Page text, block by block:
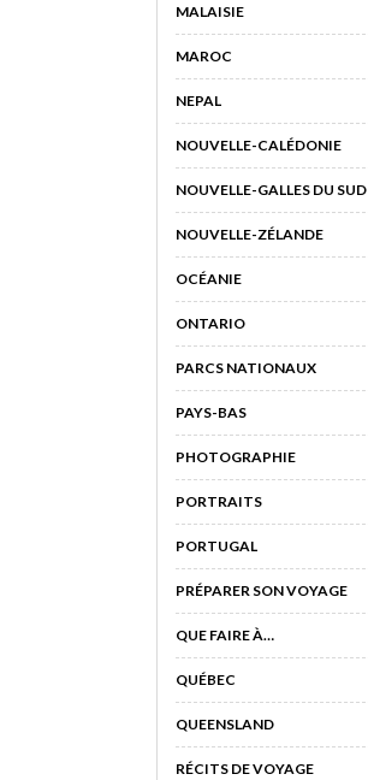
MALAISIE
MAROC
NEPAL
NOUVELLE-CALÉDONIE
NOUVELLE-GALLES DU SUD
NOUVELLE-ZÉLANDE
OCÉANIE
ONTARIO
PARCS NATIONAUX
PAYS-BAS
PHOTOGRAPHIE
PORTRAITS
PORTUGAL
PRÉPARER SON VOYAGE
QUE FAIRE À…
QUÉBEC
QUEENSLAND
RÉCITS DE VOYAGE